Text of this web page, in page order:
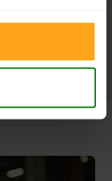
296,85 €